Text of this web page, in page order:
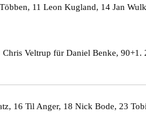
11 Leon Kugland, 14 Jan
Veltrup für Daniel Benke, 90+1.
16 Til Anger, 18 Nick Bode, 23